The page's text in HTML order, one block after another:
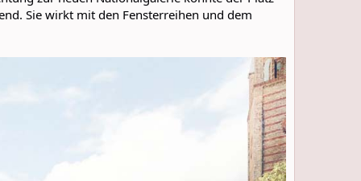
Sie wirkt mit den Fensterreihen und dem